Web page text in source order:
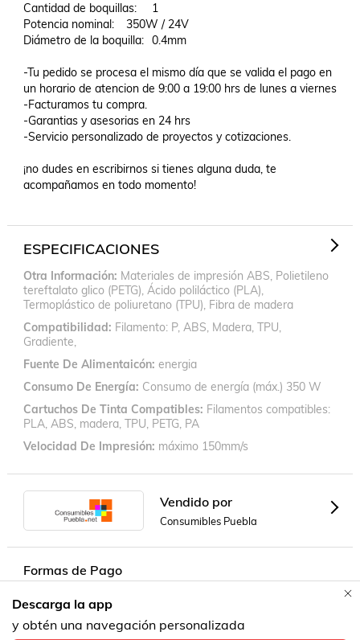
Cantidad de boquillas:	1
Potencia nominal:	350W / 24V
Diámetro de la boquilla:	0.4mm
-Tu pedido se procesa el mismo día que se valida el pago en
un horario de atencion de 9:00 a 19:00 hrs de lunes a viernes
-Facturamos tu compra.
-Garantias y asesorias en 24 hrs
-Servicio personalizado de proyectos y cotizaciones.
¡no dudes en escribirnos si tienes alguna duda, te
acompañamos en todo momento!
ESPECIFICACIONES
Otra Información Materiales de impresión ABS, Polietileno
tereftalato glico (PETG), Ácido poliláctico (PLA),
Termoplástico de poliuretano (TPU), Fibra de madera
Compatibilidad Filamento: P, ABS, Madera, TPU,
Gradiente,
Fuente De Alimentaicón energia
Consumo De Energía Consumo de energía (máx.) 350 W
Cartuchos De Tinta Compatibles Filamentos compatibles:
PLA, ABS, madera, TPU, PETG, PA
Velocidad De Impresión máximo 150mm/s
Vendido por
Consumibles Puebla
Formas de Pago
Descarga la app
y obtén una navegación personalizada